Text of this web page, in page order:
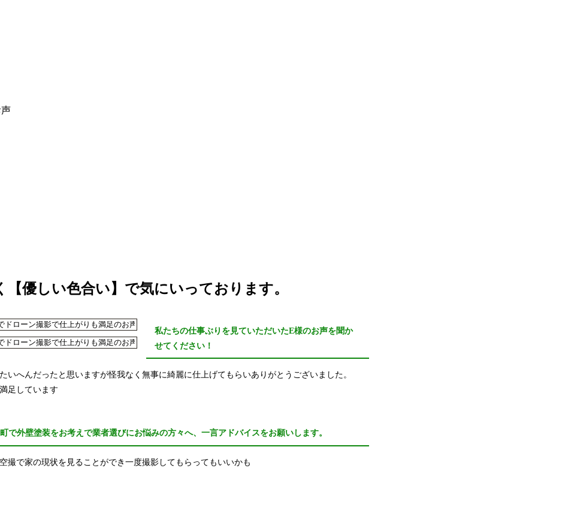
優しい色合い】で気にいっております。
私たちの仕事ぶりを見ていただいたE様のお声を聞か
せてください！
いへんだったと思いますが怪我なく無事に綺麗に仕上げてもらいありがとうございました。
足しています
で外壁塗装をお考えで業者選びにお悩みの方々へ、一言アドバイスをお願いします。
撮で家の現状を見ることができ一度撮影してもらってもいいかも